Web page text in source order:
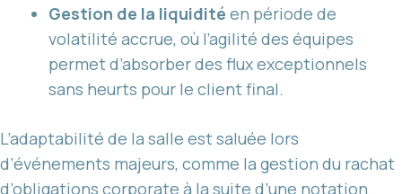
Gestion de la liquidité en période de
volatilité accrue, où l’agilité des équipes
permet d’absorber des flux exceptionnels
sans heurts pour le client final.
L’adaptabilité de la salle est saluée lors
d’événements majeurs, comme la gestion du rachat
d’obligations corporate à la suite d’une notation